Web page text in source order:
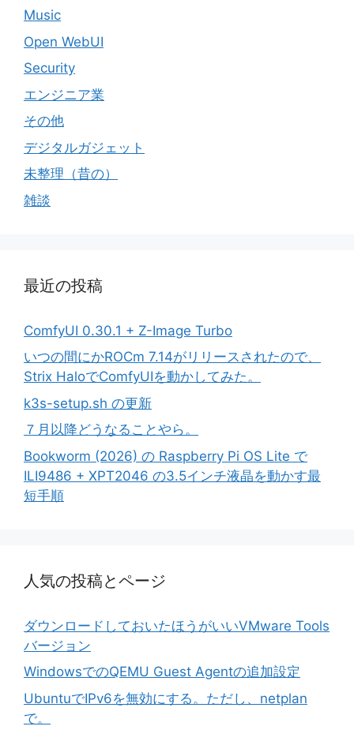
Music
Open WebUI
Security
エンジニア業
その他
デジタルガジェット
未整理（昔の）
雑談
最近の投稿
ComfyUI 0.30.1 + Z-Image Turbo
いつの間にかROCm 7.14がリリースされたので、
Strix HaloでComfyUIを動かしてみた。
k3s-setup.sh の更新
７月以降どうなることやら。
Bookworm (2026) の Raspberry Pi OS Lite で
ILI9486 + XPT2046 の3.5インチ液晶を動かす最
短手順
人気の投稿とページ
ダウンロードしておいたほうがいいVMware Tools
バージョン
WindowsでのQEMU Guest Agentの追加設定
UbuntuでIPv6を無効にする。ただし、netplan
で。